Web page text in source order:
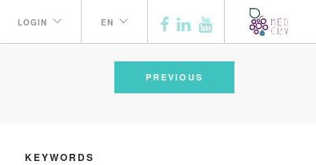
LOGIN EN
PREVIOUS
KEYWORDS